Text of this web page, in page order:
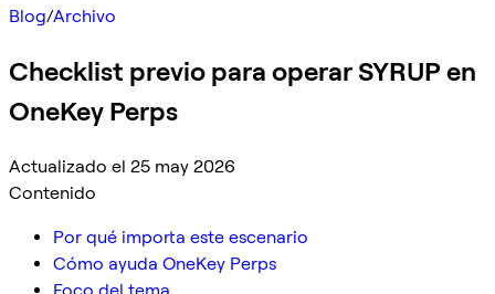
Blog/Archivo
Checklist previo para operar SYRUP en
OneKey Perps
Actualizado el 25 may 2026
Contenido
Por qué importa este escenario
Cómo ayuda OneKey Perps